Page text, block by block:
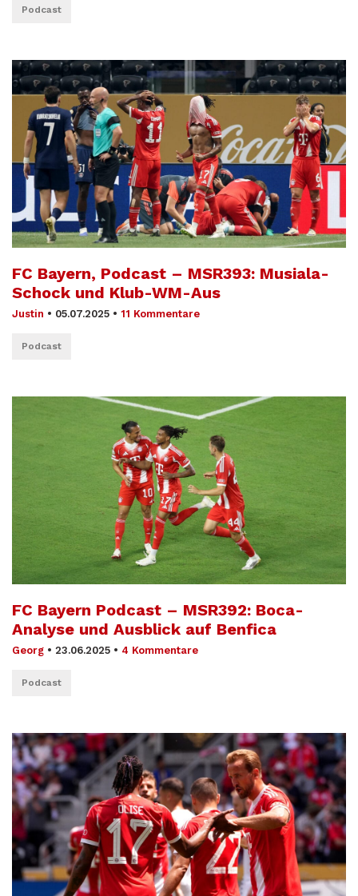
Podcast
FC Bayern, Podcast – MSR393: Musiala-
Schock und Klub-WM-Aus
Justin • 05.07.2025 • 11 Kommentare
Podcast
FC Bayern Podcast – MSR392: Boca-
Analyse und Ausblick auf Benfica
Georg • 23.06.2025 • 4 Kommentare
Podcast